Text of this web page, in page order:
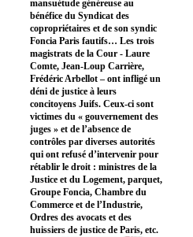
mansuétude généreuse au
bénéfice du Syndicat des
copropriétaires et de son syndic
Foncia Paris fautifs… Les trois
magistrats de la Cour - Laure
Comte, Jean-Loup Carrière,
Frédéric Arbellot – ont infligé un
déni de justice à leurs
concitoyens Juifs. Ceux-ci sont
victimes du « gouvernement des
juges » et de l’absence de
contrôles par diverses autorités
qui ont refusé d’intervenir pour
rétablir le droit : ministres de la
Justice et du Logement, parquet,
Groupe Foncia, Chambre du
Commerce et de l’Industrie,
Ordres des avocats et des
huissiers de justice de Paris, etc.